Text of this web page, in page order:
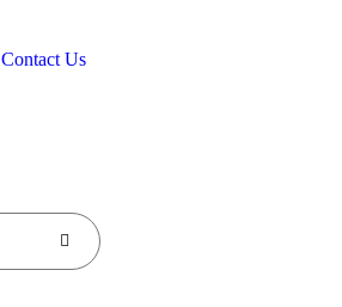
Contact Us